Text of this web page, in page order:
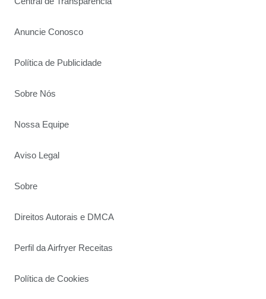
Anuncie Conosco
Política de Publicidade
Sobre Nós
Nossa Equipe
Aviso Legal
Sobre
Direitos Autorais e DMCA
Perfil da Airfryer Receitas
Política de Cookies